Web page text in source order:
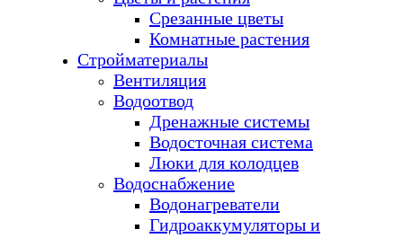
Срезанные цветы
Комнатные растения
Стройматериалы
Вентиляция
Водоотвод
Дренажные системы
Водосточная система
Люки для колодцев
Водоснабжение
Водонагреватели
Гидроаккумуляторы и